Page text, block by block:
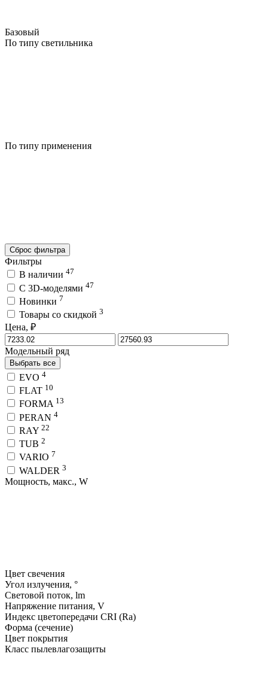
Базовый
По типу светильника
По типу применения
Сброс фильтра
Фильтры
В наличии 47
C 3D-моделями 47
Новинки 7
Товары со скидкой 3
Цена, ₽
Модельный ряд
Выбрать все
EVO 4
FLAT 10
FORMA 13
PERAN 4
RAY 22
TUB 2
VARIO 7
WALDER 3
Мощность, макс., W
Цвет свечения
Угол излучения, °
Световой поток, lm
Напряжение питания, V
Индекс цветопередачи CRI (Ra)
Форма (сечение)
Цвет покрытия
Класс пылевлагозащиты